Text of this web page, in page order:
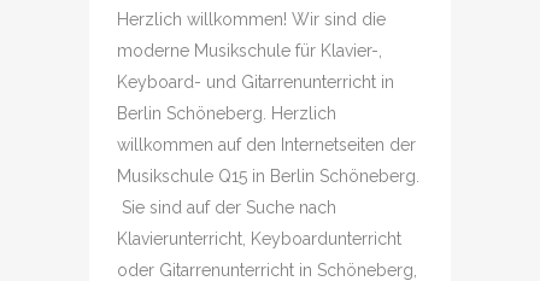
Herzlich willkommen! Wir sind die
moderne Musikschule für Klavier-,
Keyboard- und Gitarrenunterricht in
Berlin Schöneberg. Herzlich
willkommen auf den Internetseiten der
Musikschule Q15 in Berlin Schöneberg.
Sie sind auf der Suche nach
Klavierunterricht, Keyboardunterricht
oder Gitarrenunterricht in Schöneberg,